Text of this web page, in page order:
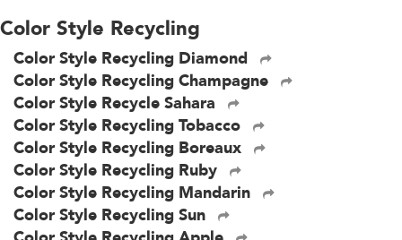
Color Style Recycling
Color Style Recycling Diamond
Color Style Recycling Champagne
Color Style Recycle Sahara
Color Style Recycling Tobacco
Color Style Recycling Boreaux
Color Style Recycling Ruby
Color Style Recycling Mandarin
Color Style Recycling Sun